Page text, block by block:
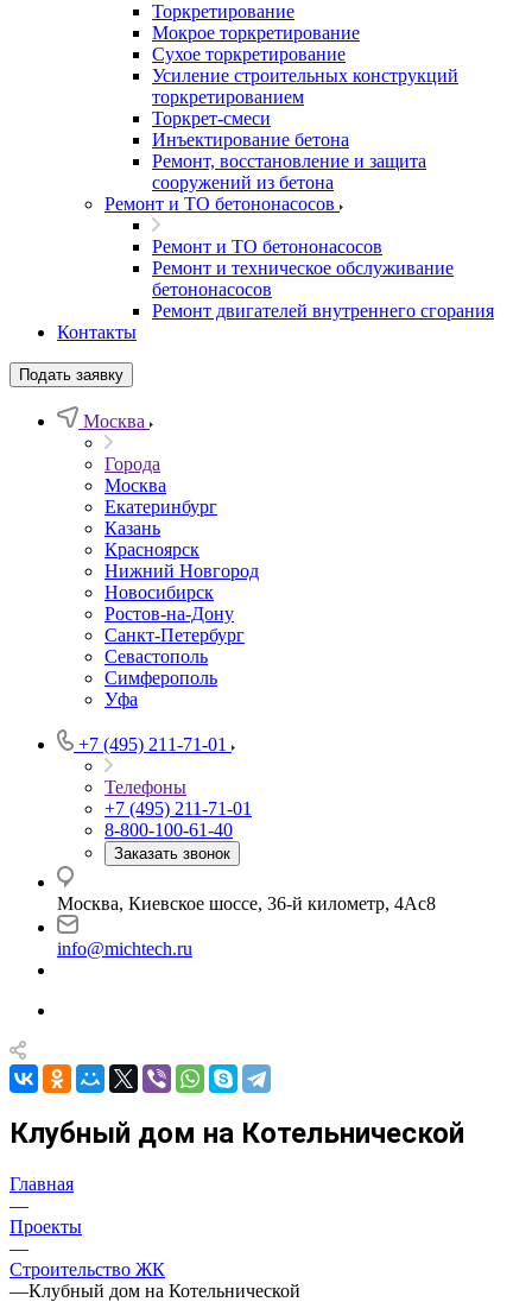
Торкретирование
Мокрое торкретирование
Сухое торкретирование
Усиление строительных конструкций
торкретированием
Торкрет-смеси
Инъектирование бетона
Ремонт, восстановление и защита
сооружений из бетона
Ремонт и ТО бетононасосов
Ремонт и ТО бетононасосов
Ремонт и техническое обслуживание
бетононасосов
Ремонт двигателей внутреннего сгорания
Контакты
Подать заявку
Москва
Города
Москва
Екатеринбург
Казань
Красноярск
Нижний Новгород
Новосибирск
Ростов-на-Дону
Санкт-Петербург
Севастополь
Симферополь
Уфа
+7 (495) 211-71-01
Телефоны
+7 (495) 211-71-01
8-800-100-61-40
Заказать звонок
Москва, Киевское шоссе, 36-й километр, 4Ас8
info@michtech.ru
Клубный дом на Котельнической
Главная
—
Проекты
—
Строительство ЖК
—Клубный дом на Котельнической